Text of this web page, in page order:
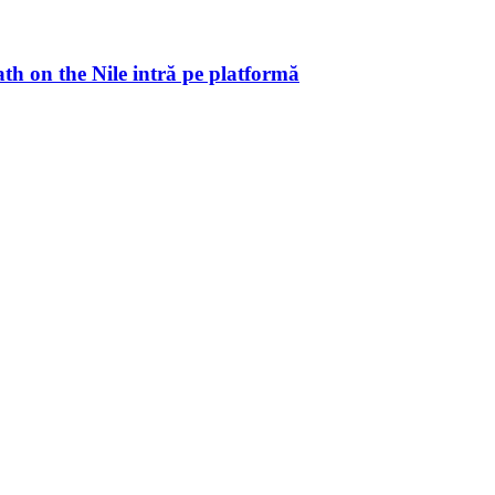
on the Nile intră pe platformă